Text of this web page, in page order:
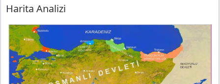
Tablo Analizi
Yayınları
Metin Analizi
10. Sınıf Tarih Ders Kitabı Sayfa 72 Cevapları MEB
Yayınları
Tartışınız
Harita Analizi